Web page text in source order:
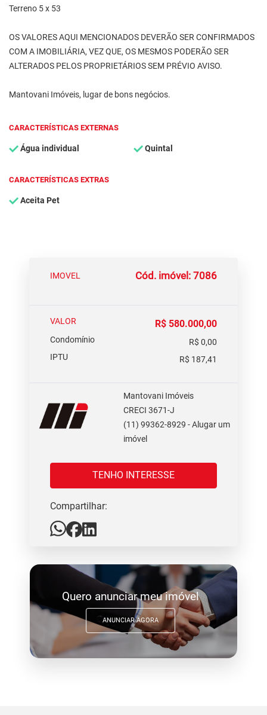
Terreno 5 x 53
OS VALORES AQUI MENCIONADOS DEVERÃO SER CONFIRMADOS
COM A IMOBILIÁRIA, VEZ QUE, OS MESMOS PODERÃO SER
ALTERADOS PELOS PROPRIETÁRIOS SEM PRÉVIO AVISO.
Mantovani Imóveis, lugar de bons negócios.
CARACTERÍSTICAS EXTERNAS
Água individual Quintal
CARACTERÍSTICAS EXTRAS
Aceita Pet
IMOVEL Cód. imóvel: 7086
VALOR R$ 580.000,00
Condomínio
R$ 0,00
IPTU
R$ 187,41
Mantovani Imóveis
CRECI 3671-J
(11) 99362-8929 - Alugar um
imóvel
TENHO INTERESSE
Compartilhar:
Quero anunciar meu imóvel
ANUNCIAR AGORA